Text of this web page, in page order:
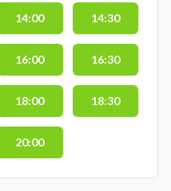
14:00 14:30
16:00 16:30
18:00 18:30
20:00